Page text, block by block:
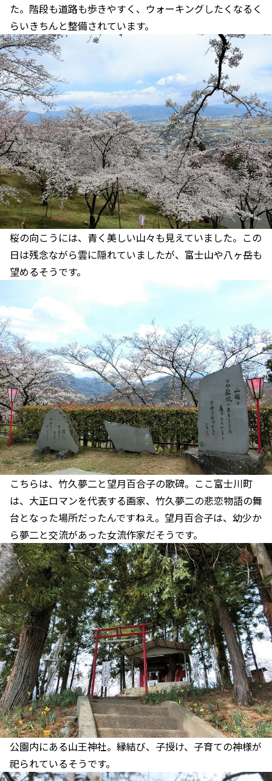
た。階段も道路も歩きやすく、ウォーキングしたくなるく
らいきちんと整備されています。
桜の向こうには、青く美しい山々も見えていました。この
日は残念ながら雲に隠れていましたが、富士山や八ヶ岳も
望めるそうです。
こちらは、竹久夢二と望月百合子の歌碑。ここ富士川町
は、大正ロマンを代表する画家、竹久夢二の悲恋物語の舞
台となった場所だったんですねえ。望月百合子は、幼少か
ら夢二と交流があった女流作家だそうです。
公園内にある山王神社。縁結び、子授け、子育ての神様が
祀られているそうです。